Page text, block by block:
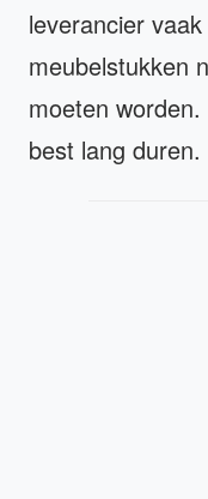
leverancier
meubelstukken
moeten
best lang duren.